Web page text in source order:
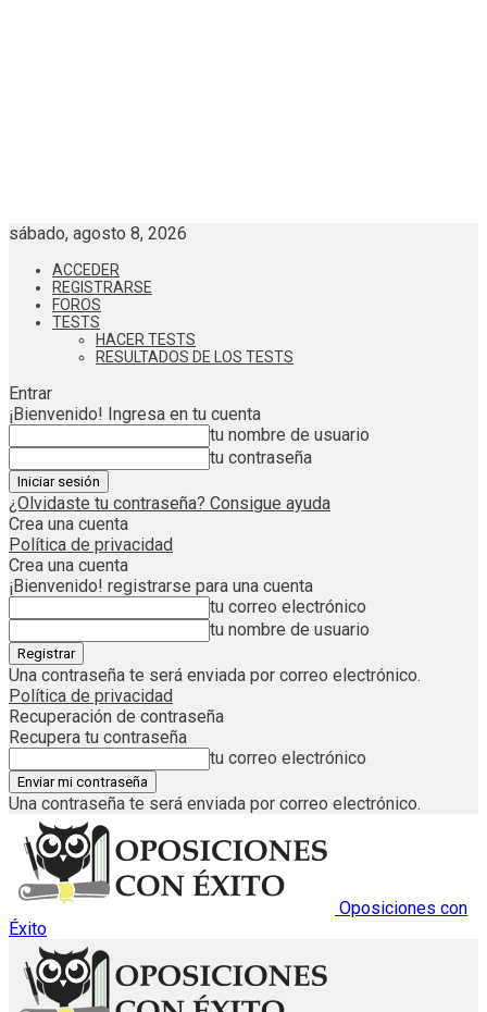
sábado, agosto 8, 2026
ACCEDER
REGISTRARSE
FOROS
TESTS
HACER TESTS
RESULTADOS DE LOS TESTS
Entrar
¡Bienvenido! Ingresa en tu cuenta
tu nombre de usuario
tu contraseña
¿Olvidaste tu contraseña? Consigue ayuda
Crea una cuenta
Política de privacidad
Crea una cuenta
¡Bienvenido! registrarse para una cuenta
tu correo electrónico
tu nombre de usuario
Una contraseña te será enviada por correo electrónico.
Política de privacidad
Recuperación de contraseña
Recupera tu contraseña
tu correo electrónico
Una contraseña te será enviada por correo electrónico.
Oposiciones con
Éxito